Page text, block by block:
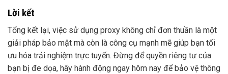
Lời kết
Tổng kết lại, việc sử dụng proxy không chỉ đơn thuần là một
giải pháp bảo mật mà còn là công cụ mạnh mẽ giúp bạn tối
ưu hóa trải nghiệm trực tuyến. Đừng để quyền riêng tư của
bạn bị đe dọa, hãy hành động ngay hôm nay để bảo vệ thông